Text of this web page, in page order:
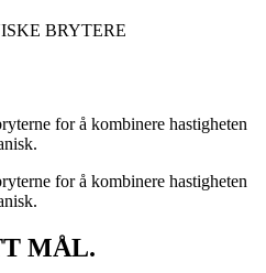
BRYTERE
for å kombinere hastigheten
for å kombinere hastigheten
MÅL.